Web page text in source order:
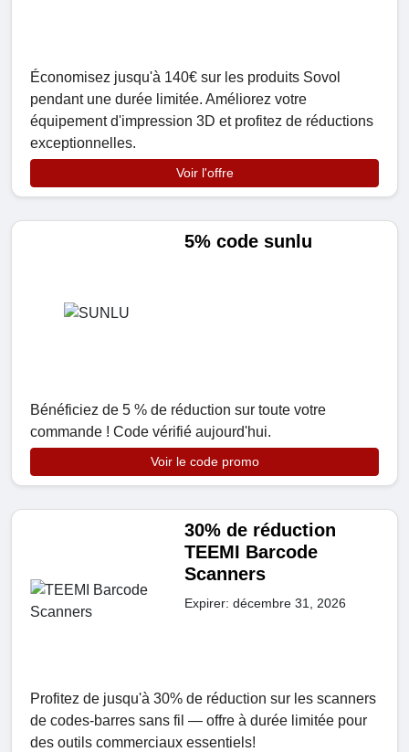
Économisez jusqu'à 140€ sur les produits Sovol
pendant une durée limitée. Améliorez votre
équipement d'impression 3D et profitez de réductions
exceptionnelles.
Voir l'offre
5% code sunlu
Bénéficiez de 5 % de réduction sur toute votre
commande ! Code vérifié aujourd'hui.
Voir le code promo
30% de réduction
TEEMI Barcode
Scanners
Expirer: décembre 31, 2026
Profitez de jusqu'à 30% de réduction sur les scanners
de codes-barres sans fil — offre à durée limitée pour
des outils commerciaux essentiels!